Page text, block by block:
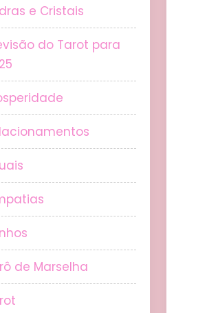
e Cristais
do Tarot para
de Marselha